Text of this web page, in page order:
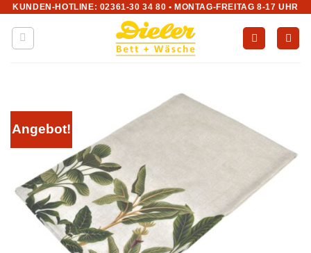
Zum
Inhalt
springen
KUNDEN-HOTLINE: 02361-30 34 80 • MONTAG-FREITAG 8-17 UHR
Angebot!